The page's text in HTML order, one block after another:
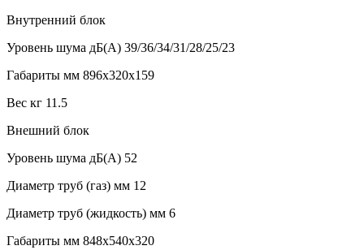
Внутренний блок
Уровень шума дБ(А) 39/36/34/31/28/25/23
Габариты мм 896x320x159
Вес кг 11.5
Внешний блок
Уровень шума дБ(А) 52
Диаметр труб (газ) мм 12
Диаметр труб (жидкость) мм 6
Габариты мм 848x540x320